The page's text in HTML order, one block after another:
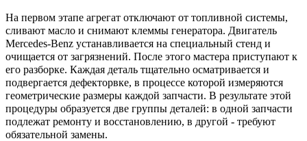
На первом этапе агрегат отключают от топливной системы,
сливают масло и снимают клеммы генератора. Двигатель
Mercedes-Benz устанавливается на специальный стенд и
очищается от загрязнений. После этого мастера приступают к
его разборке. Каждая деталь тщательно осматривается и
подвергается дефекторвке, в процессе которой измеряются
геометрические размеры каждой запчасти. В результате этой
процедуры образуется две группы деталей: в одной запчасти
подлежат ремонту и восстановлению, в другой - требуют
обязательной замены.